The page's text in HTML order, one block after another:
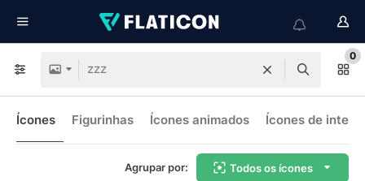
0
Ícones Figurinhas Ícones animados Ícones de
Agrupar por: Todos os ícones